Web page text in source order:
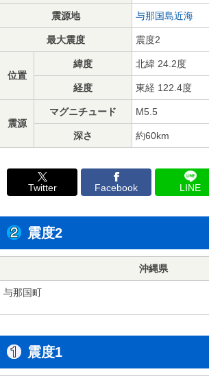
震源地 与那国島近海
最大震度 震度2
位置
緯度 北緯 24.2度
経度 東経 122.4度
震源
マグニチュード M5.5
深さ 約60km
Twitter Facebook LINE
震度2
沖縄県
与那国町
震度1